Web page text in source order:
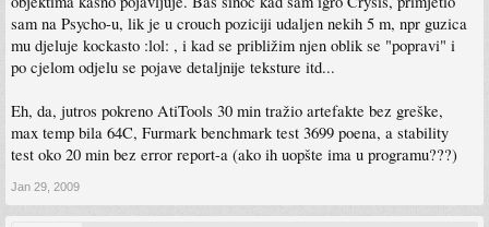
sam na Psycho-u, lik je u crouch poziciji udaljen nekih 5 m, npr guzica
mu djeluje kockasto :lol: , i kad se približim njen oblik se "popravi" i
po cjelom odjelu se pojave detaljnije teksture itd...
Eh, da, jutros pokreno AtiTools 30 min tražio artefakte bez greške,
max temp bila 64C, Furmark benchmark test 3699 poena, a stability
test oko 20 min bez error report-a (ako ih uopšte ima u programu???)
Jan 29, 2009